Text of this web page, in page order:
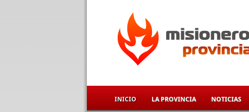
INICIO LA PROVINCIA NOTICIAS